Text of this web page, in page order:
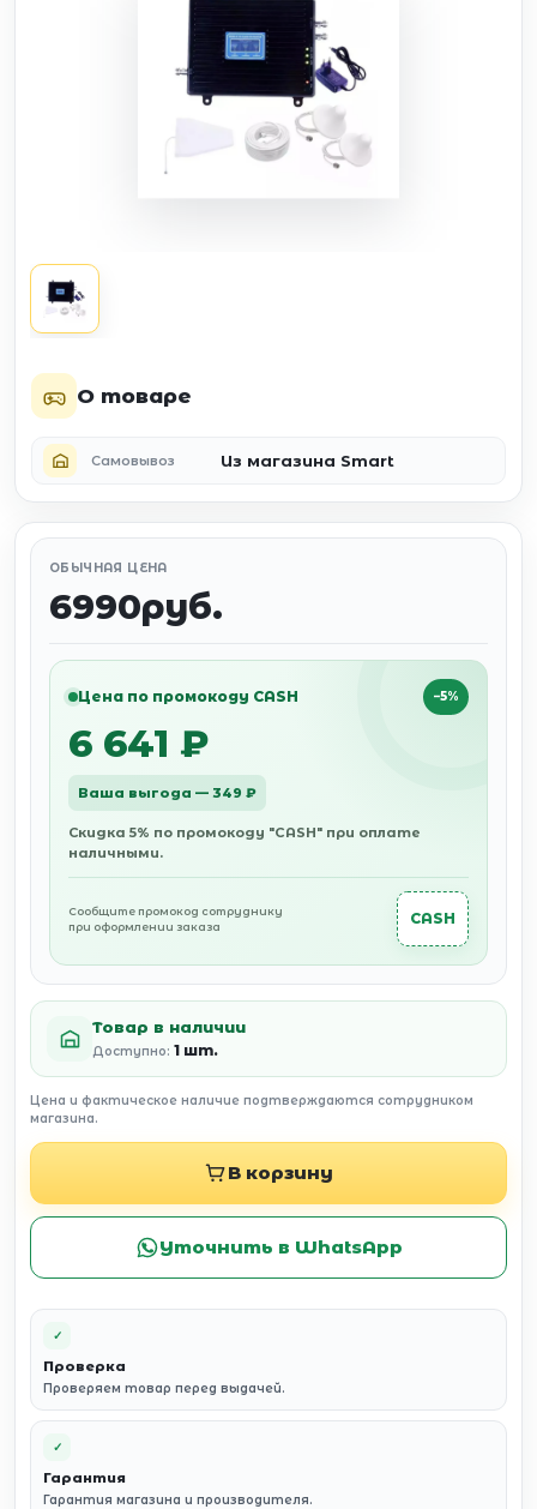
О товаре
Самовывоз Из магазина Smart
ОБЫЧНАЯ ЦЕНА
6990руб.
Цена по промокоду CASH −5%
6 641 ₽
Ваша выгода — 349 ₽
Скидка 5% по промокоду "CASH" при оплате
наличными.
Сообщите промокод сотруднику
при оформлении заказа
CASH
Товар в наличии
Доступно: 1 шт.
Цена и фактическое наличие подтверждаются сотрудником
магазина.
В корзину
Уточнить в WhatsApp
✓
Проверка
Проверяем товар перед выдачей.
✓
Гарантия
Гарантия магазина и производителя.